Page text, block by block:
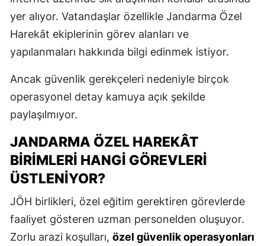
yer alıyor. Vatandaşlar özellikle Jandarma Özel
Harekât ekiplerinin görev alanları ve
yapılanmaları hakkında bilgi edinmek istiyor.
Ancak güvenlik gerekçeleri nedeniyle birçok
operasyonel detay kamuya açık şekilde
paylaşılmıyor.
JANDARMA ÖZEL HAREKÂT
BIRIMLERI HANGI GÖREVLERI
ÜSTLENIYOR?
JÖH birlikleri, özel eğitim gerektiren görevlerde
faaliyet gösteren uzman personelden oluşuyor.
Zorlu arazi koşulları, özel güvenlik operasyonları